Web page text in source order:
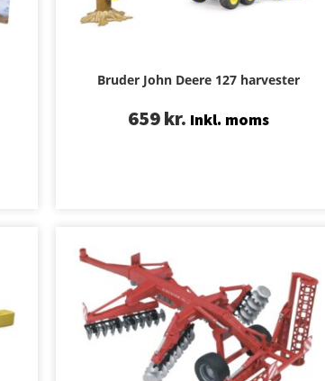
Bruder John Deere 127 harvester
659kr. Inkl. moms